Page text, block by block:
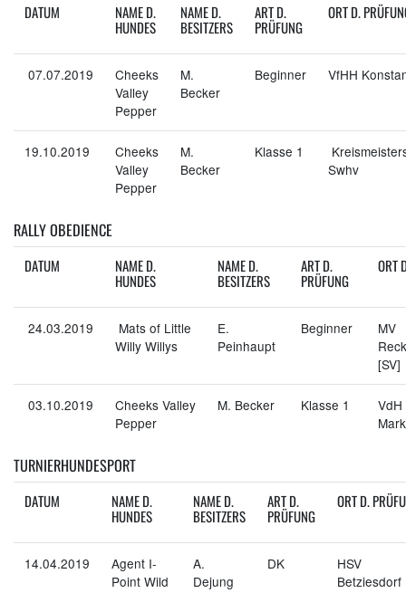
DATUM NAME D.
HUNDES
NAME D.
BESITZERS
ART D.
PRÜFUNG
ORT D.
07.07.2019
Cheeks
Valley
Pepper
M.
Becker
Beginner VfHH
19.10.2019
Cheeks
Valley
Pepper
M.
Becker
Klasse 1
Swhv
RALLY OBEDIENCE
DATUM NAME D.
HUNDES
NAME D.
BESITZERS
ART D.
PRÜFUNG
ORT
24.03.2019
Mats of Little
Willy Willys
E.
Peinhaupt
Beginner
MV
[SV]
03.10.2019
Cheeks Valley
Pepper
M. Becker Klasse 1
VdH
TURNIERHUNDESPORT
DATUM NAME D.
HUNDES
NAME D.
BESITZERS
ART D.
PRÜFUNG
ORT D.
14.04.2019
Agent I-
Point Wild
A.
Dejung
DK
HSV
Betziesdorf